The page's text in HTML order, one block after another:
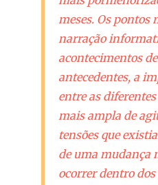
meses. Os pontos
narração
acontecimentos
antecedentes, a
entre as
mais ampla de
tensões que
de uma mudança
ocorrer dentro